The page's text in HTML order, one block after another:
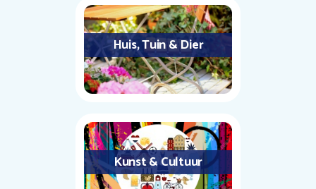
Huis, Tuin & Dier
Kunst & Cultuur